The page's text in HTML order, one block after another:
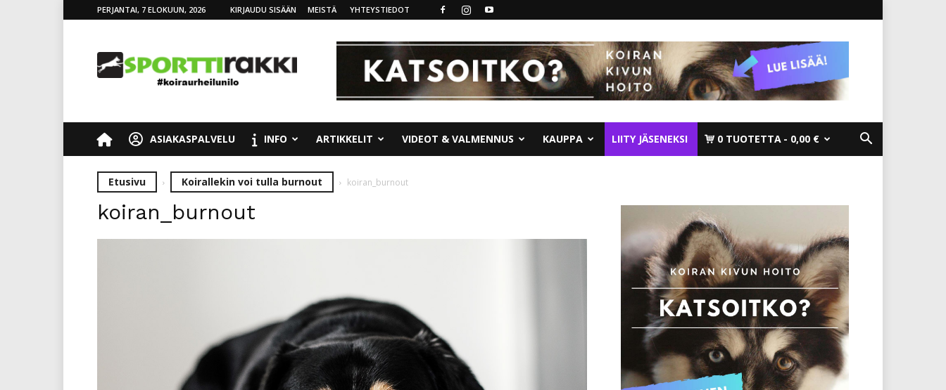
PERJANTAI, 7 ELOKUUN, 2026 KIRJAUDU SISÄÄN MEISTÄ YHTEYSTIEDOT
ASIAKASPALVELU INFO ARTIKKELIT VIDEOT & VALMENNUS KAUPPA LIITY JÄSENEKSI 0 TUOTETTA 0,00 €
Etusivu Koirallekin voi tulla burnout koiran_burnout
koiran_burnout